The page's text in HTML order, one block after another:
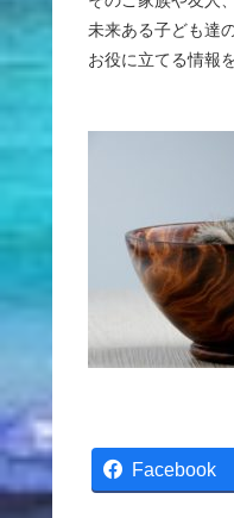
未来ある子ども達
お役に立てる情報
Facebook